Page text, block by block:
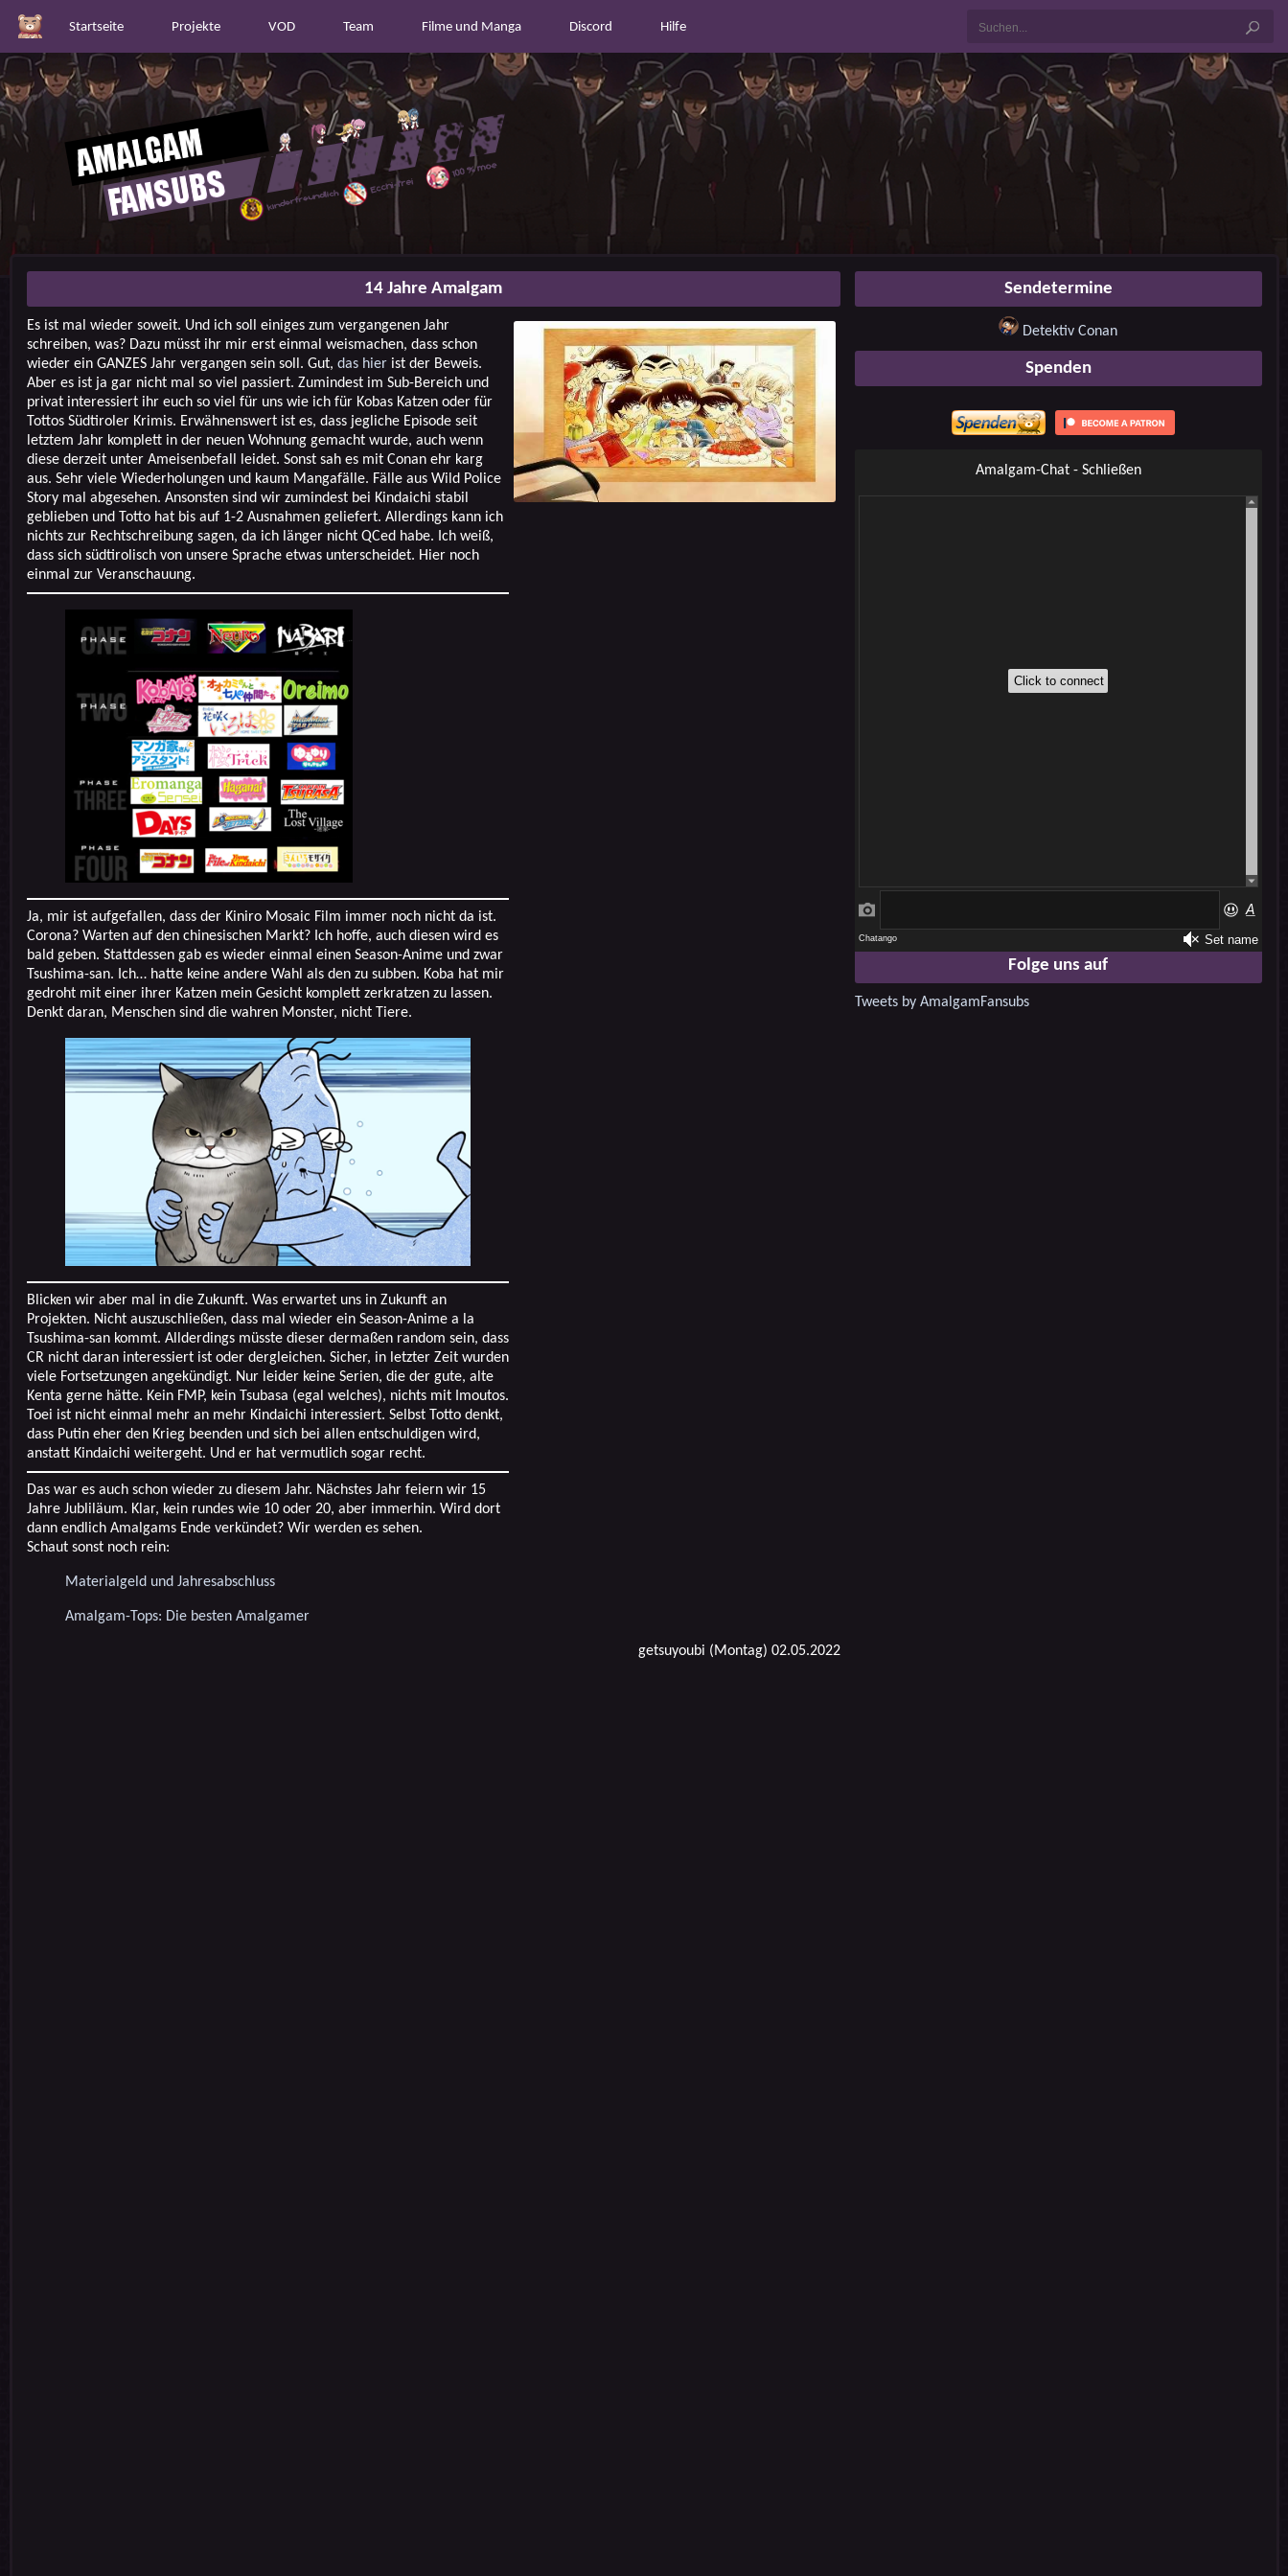
Startseite Projekte VOD Team Filme und Manga Discord Hilfe
14 Jahre Amalgam
Es ist mal wieder soweit. Und ich soll einiges zum vergangenen Jahr
schreiben, was? Dazu müsst ihr mir erst einmal weismachen, dass schon
wieder ein GANZES Jahr vergangen sein soll. Gut, das hierist der Beweis.
Aber es ist ja gar nicht mal so viel passiert. Zumindest im Sub-Bereich und
privat interessiert ihr euch so viel für uns wie ich für Kobas Katzen oder für
Tottos Südtiroler Krimis. Erwähnenswert ist es, dass jegliche Episode seit
letztem Jahr komplett in der neuen Wohnung gemacht wurde, auch wenn
diese derzeit unter Ameisenbefall leidet. Sonst sah es mit Conan ehr karg
aus. Sehr viele Wiederholungen und kaum Mangafälle. Fälle aus Wild Police
Story mal abgesehen. Ansonsten sind wir zumindest bei Kindaichi stabil
geblieben und Totto hat bis auf 1-2 Ausnahmen geliefert. Allerdings kann ich
nichts zur Rechtschreibung sagen, da ich länger nicht QCed habe. Ich weiß,
dass sich südtirolisch von unsere Sprache etwas unterscheidet. Hier noch
einmal zur Veranschauung.
Ja, mir ist aufgefallen, dass der Kiniro Mosaic Film immer noch nicht da ist.
Corona? Warten auf den chinesischen Markt? Ich hoffe, auch diesen wird es
bald geben. Stattdessen gab es wieder einmal einen Season-Anime und zwar
Tsushima-san. Ich… hatte keine andere Wahl als den zu subben. Koba hat mir
gedroht mit einer ihrer Katzen mein Gesicht komplett zerkratzen zu lassen.
Denkt daran, Menschen sind die wahren Monster, nicht Tiere.
Blicken wir aber mal in die Zukunft. Was erwartet uns in Zukunft an
Projekten. Nicht auszuschließen, dass mal wieder ein Season-Anime a la
Tsushima-san kommt. Allderdings müsste dieser dermaßen random sein, dass
CR nicht daran interessiert ist oder dergleichen. Sicher, in letzter Zeit wurden
viele Fortsetzungen angekündigt. Nur leider keine Serien, die der gute, alte
Kenta gerne hätte. Kein FMP, kein Tsubasa (egal welches), nichts mit Imoutos.
Toei ist nicht einmal mehr an mehr Kindaichi interessiert. Selbst Totto denkt,
dass Putin eher den Krieg beenden und sich bei allen entschuldigen wird,
anstatt Kindaichi weitergeht. Und er hat vermutlich sogar recht.
Das war es auch schon wieder zu diesem Jahr. Nächstes Jahr feiern wir 15
Jahre Jubliläum. Klar, kein rundes wie 10 oder 20, aber immerhin. Wird dort
dann endlich Amalgams Ende verkündet? Wir werden es sehen.
Schaut sonst noch rein:
Materialgeld und Jahresabschluss
Amalgam-Tops: Die besten Amalgamer
getsuyoubi (Montag) 02.05.2022
Sendetermine
Detektiv Conan
Spenden
Amalgam-Chat - Schließen
Folge uns auf
Tweets by AmalgamFansubs